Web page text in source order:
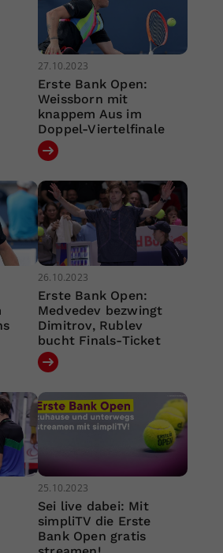
27.10.2023
Erste Bank Open:
Weissborn mit
knappem Aus im
Doppel-Viertelfinale
26.10.2023
Erste Bank Open:
Medvedev bezwingt
Dimitrov, Rublev
bucht Finals-Ticket
25.10.2023
Sei live dabei: Mit
simpliTV die Erste
Bank Open gratis